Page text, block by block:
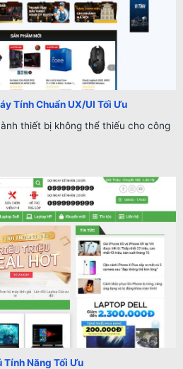
Tính Chuẩn UX/UI Tối Ưu
thiết bị không thể thiếu cho công
Tính Năng Tối Ưu